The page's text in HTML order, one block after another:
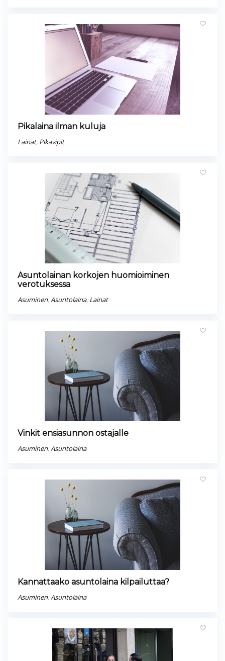
Pikalaina ilman kuluja
Lainat, Pikavipit
Asuntolainan korkojen huomioiminen
verotuksessa
Asuminen,Asuntolaina, Lainat
Vinkit ensiasunnon ostajalle
Asuminen,Asuntolaina
Kannattaako asuntolaina kilpailuttaa?
Asuminen,Asuntolaina